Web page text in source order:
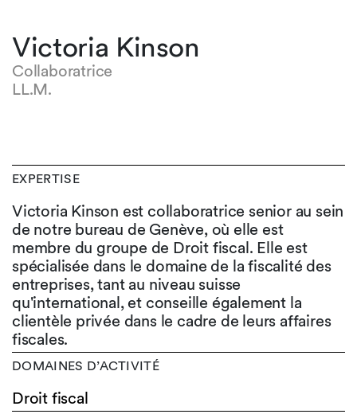
Victoria Kinson
Collaboratrice
LL.M.
EXPERTISE
Victoria Kinson est collaboratrice senior au sein
de notre bureau de Genève, où elle est
membre du groupe de Droit fiscal. Elle est
spécialisée dans le domaine de la fiscalité des
entreprises, tant au niveau suisse
qu'international, et conseille également la
clientèle privée dans le cadre de leurs affaires
fiscales.
DOMAINES D’ACTIVITÉ
Droit fiscal